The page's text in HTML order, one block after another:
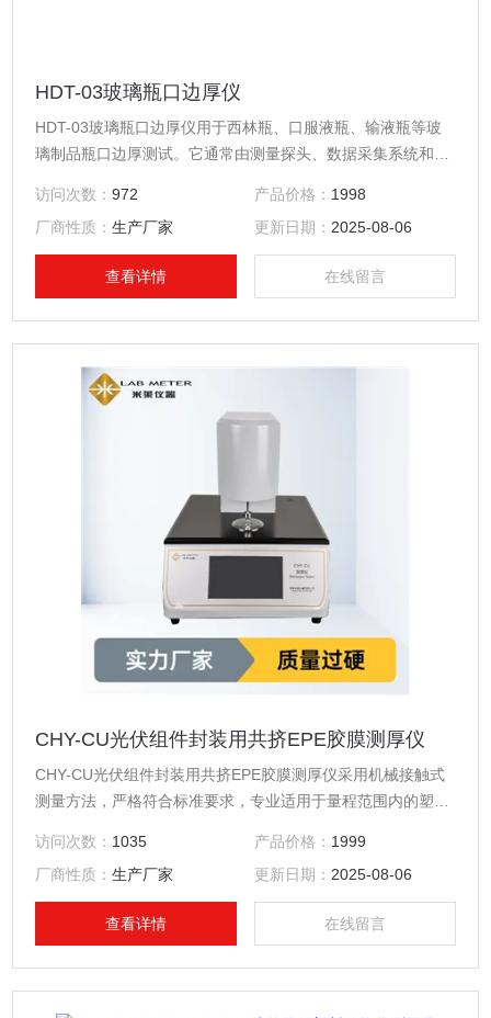
HDT-03玻璃瓶口边厚仪
HDT-03玻璃瓶口边厚仪用于西林瓶、口服液瓶、输液瓶等玻
璃制品瓶口边厚测试。它通常由测量探头、数据采集系统和显
据反馈给操作人员或控制系统。该仪器广泛应用于玻璃瓶、塑
料瓶等容器的生产线质量检测环节，是保障产品质量的重要工
具。
访问次数：972 产品价格： 1998
厂商性质：生产厂家 更新日期： 2025-08-06
查看详情 在线留言
CHY-CU光伏组件封装用共挤EPE胶膜测厚仪
CHY-CU光伏组件封装用共挤EPE胶膜测厚仪采用机械接触式
测量方法，严格符合标准要求，专业适用于量程范围内的塑料
测量。
访问次数： 1035 产品价格： 1999
厂商性质：生产厂家 更新日期： 2025-08-06
查看详情 在线留言